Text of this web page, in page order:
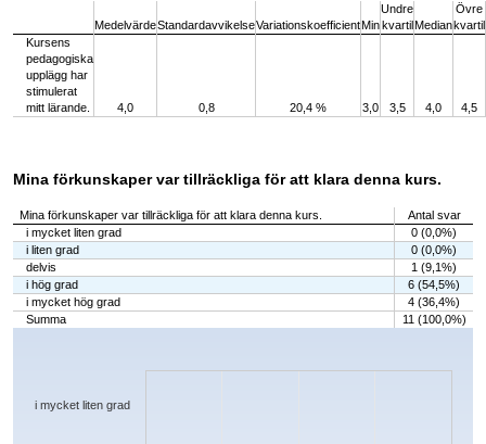
MedelvärdeStandardavvikelseVariationskoefficientMin
Undre
kvartilMedian
Övre
kvartil
Kursens
pedagogiska
upplägg har
stimulerat
mitt lärande.
4,0 0,8 20,4 % 3,0 3,5 4,0 4,5
Mina förkunskaper var tillräckliga för att klara denna kurs.
Mina förkunskaper var tillräckliga för att klara denna kurs.
Antal svar
i mycket liten grad
0 (0,0%)
i liten grad
0 (0,0%)
delvis
1 (9,1%)
i hög grad
6 (54,5%)
i mycket hög grad
4 (36,4%)
Summa
11 (100,0%)
Chart
The chart has 1 X axis displaying categories.
i mycket liten grad